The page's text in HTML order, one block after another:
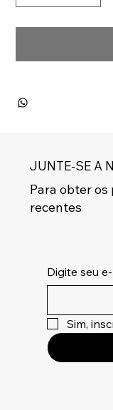
JUNTE-SE A
Para obter
recentes
Digite seu
Sim,